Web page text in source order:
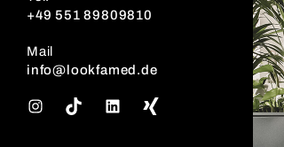
+49 551 89809810
Mail
info@lookfamed.de